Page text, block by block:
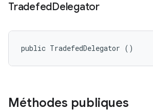
TradefedDelegator
public TradefedDelegator ()
Méthodes publiques